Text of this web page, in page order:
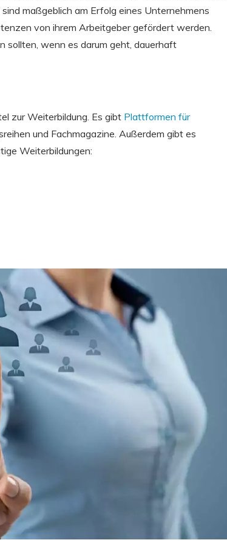
maßgeblich am Erfolg eines Unternehmens
von ihrem Arbeitgeber gefördert werden.
sollten, wenn es darum geht, dauerhaft
zur Weiterbildung. Es gibt Plattformen für
und Fachmagazine. Außerdem gibt es
Weiterbildungen: